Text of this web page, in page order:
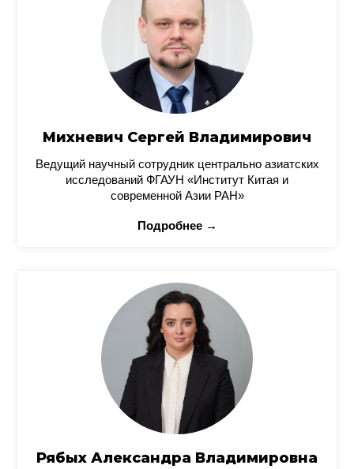
Михневич Сергей Владимирович
Ведущий научный сотрудник центрально азиатских
исследований ФГАУН «Институт Китая и
современной Азии РАН»
Подробнее →
Рябых Александра Владимировна